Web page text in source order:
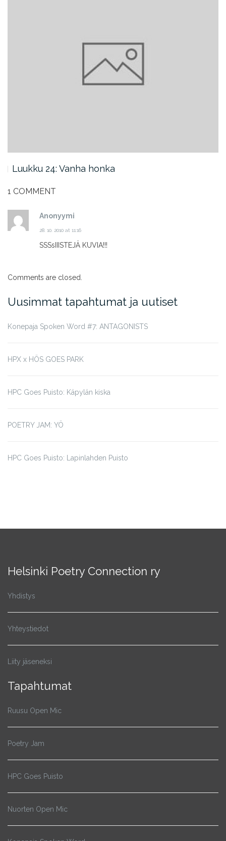
Luukku 24: Vanha honka
1 COMMENT
Anonyymi
28. 10. 2010 at 11:16
SSSsIIISTEJÄ KUVIA!!!
Comments are closed.
Uusimmat tapahtumat ja uutiset
Konepaja Spoken Word #7: ANTAGONISTS
HPX x HÖS GOES PARK
HPC Goes Puisto: Käpylän kiska
POETRY JAM: YÖ
HPC Goes Puisto: Lapinlahden Puisto
Helsinki Poetry Connection ry
Yhdistys
Yhteystiedot
Liity jäseneksi
Tapahtumat
Ruusu Open Mic
Poetry Jam
HPC Goes Puisto
Nuorten Open Mic